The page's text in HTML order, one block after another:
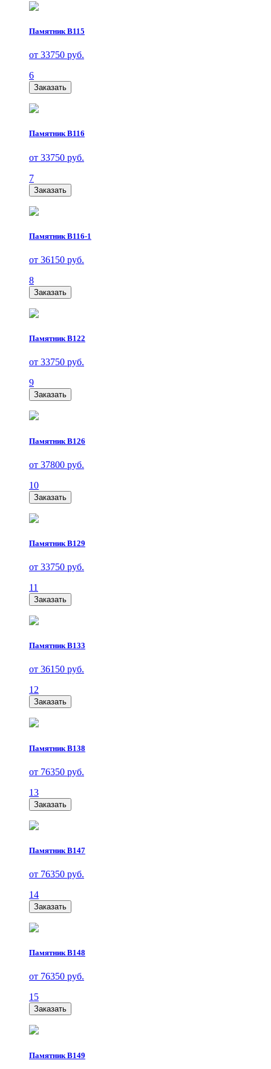
Памятник В115
от 33750 руб.
6
Заказать
Памятник В116
от 33750 руб.
7
Заказать
Памятник В116-1
от 36150 руб.
8
Заказать
Памятник В122
от 33750 руб.
9
Заказать
Памятник В126
от 37800 руб.
10
Заказать
Памятник В129
от 33750 руб.
11
Заказать
Памятник В133
от 36150 руб.
12
Заказать
Памятник В138
от 76350 руб.
13
Заказать
Памятник В147
от 76350 руб.
14
Заказать
Памятник В148
от 76350 руб.
15
Заказать
Памятник В149